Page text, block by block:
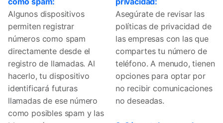
Algunos dispositivos
permiten registrar
números como spam
directamente desde el
registro de llamadas. Al
hacerlo, tu dispositivo
identificará futuras
llamadas de ese número
como posibles spam y las
Asegúrate de revisar las
políticas de privacidad de
las empresas con las que
compartes tu número de
teléfono. A menudo, tienen
opciones para optar por
no recibir comunicaciones
no deseadas.